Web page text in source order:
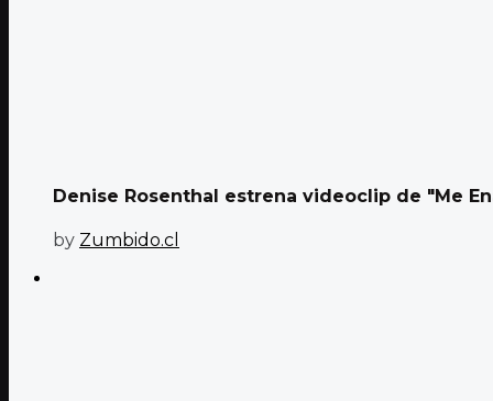
Denise Rosenthal estrena videoclip de "Me
by Zumbido.cl